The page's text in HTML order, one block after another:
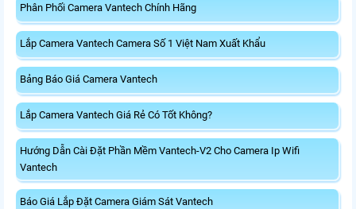
Phân Phối Camera Vantech Chính Hãng
Lắp Camera Vantech Camera Số 1 Việt Nam Xuất Khẩu
Bảng Báo Giá Camera Vantech
Lắp Camera Vantech Giá Rẻ Có Tốt Không?
Hướng Dẫn Cài Đặt Phần Mềm Vantech-V2 Cho Camera Ip Wifi
Vantech
Báo Giá Lắp Đặt Camera Giám Sát Vantech